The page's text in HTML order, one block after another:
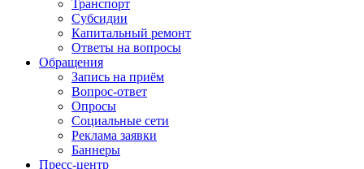
Транспорт
Субсидии
Капитальный ремонт
Ответы на вопросы
Обращения
Запись на приём
Вопрос-ответ
Опросы
Социальные сети
Реклама заявки
Баннеры
Пресс-центр